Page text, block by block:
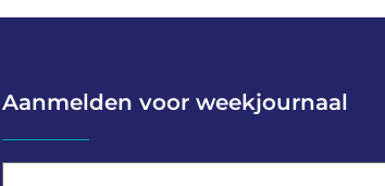
Aanmelden voor weekjournaal